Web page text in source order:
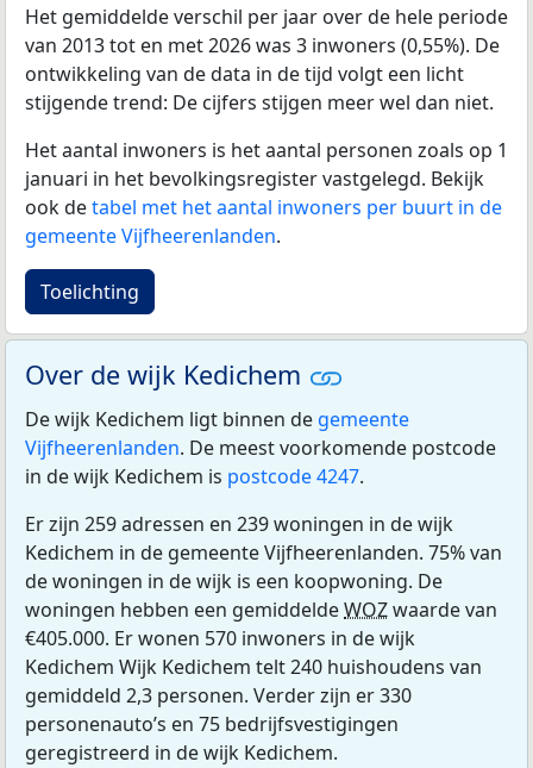
Het gemiddelde verschil per jaar over de hele periode
van 2013 tot en met 2026 was 3 inwoners (0,55%). De
ontwikkeling van de data in de tijd volgt een licht
stijgende trend: De cijfers stijgen meer wel dan niet.
Het aantal inwoners is het aantal personen zoals op 1
januari in het bevolkingsregister vastgelegd. Bekijk
ook detabel met het aantal inwoners per buurt in de
gemeente Vijfheerenlanden.
Toelichting
Over de wijk Kedichem
De wijk Kedichem ligt binnen de gemeente
Vijfheerenlanden. De meest voorkomende postcode
in de wijk Kedichem is postcode 4247.
Er zijn 259 adressen en 239 woningen in de wijk
Kedichem in de gemeente Vijfheerenlanden. 75% van
de woningen in de wijk is een koopwoning. De
woningen hebben een gemiddeldeWOZwaarde van
€405.000. Er wonen 570 inwoners in de wijk
Kedichem Wijk Kedichem telt 240 huishoudens van
gemiddeld 2,3 personen. Verder zijn er 330
personenauto’s en 75 bedrijfsvestigingen
geregistreerd in de wijk Kedichem.